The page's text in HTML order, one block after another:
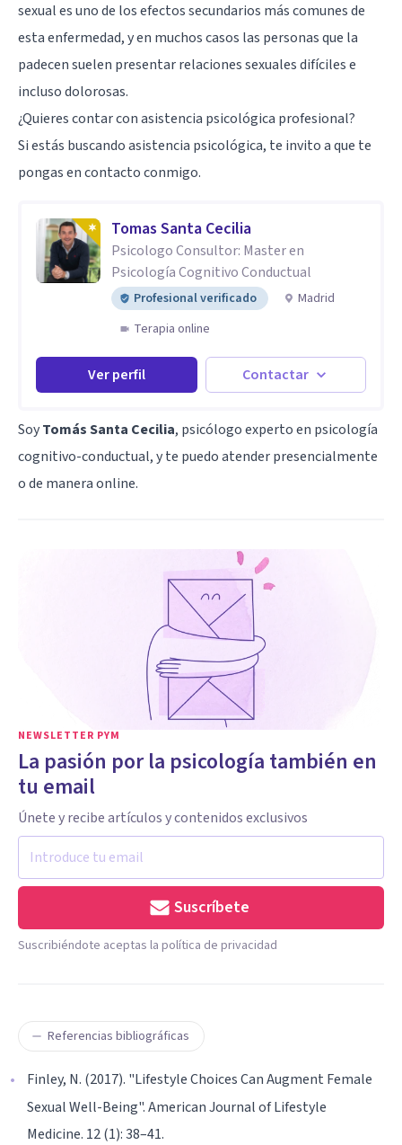
sexual es uno de los efectos secundarios más comunes de
esta enfermedad, y en muchos casos las personas que la
padecen suelen presentar relaciones sexuales difíciles e
incluso dolorosas.
¿Quieres contar con asistencia psicológica profesional?
Si estás buscando asistencia psicológica, te invito a que te
pongas en contacto conmigo.
Tomas Santa Cecilia
Psicologo Consultor: Master en
Psicología Cognitivo Conductual
Profesional verificado
Madrid
Terapia online
Ver perfil Contactar
SoyTomás Santa Cecilia, psicólogo experto en psicología
cognitivo-conductual, y te puedo atender presencialmente
o de manera online.
NEWSLETTER PYM
La pasión por la psicología también en
tu email
Únete y recibe artículos y contenidos exclusivos
Suscríbete
Suscribiéndote aceptas la política de privacidad
Referencias bibliográficas
Finley, N. (2017). "Lifestyle Choices Can Augment Female
Sexual Well-Being". American Journal of Lifestyle
Medicine. 12 (1): 38–41.